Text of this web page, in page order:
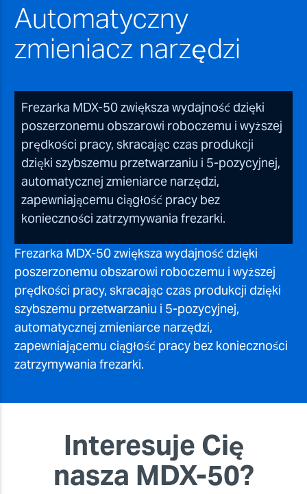
Automatyczny
zmieniacz narzędzi
Frezarka MDX-50 zwiększa wydajność dzięki
poszerzonemu obszarowi roboczemu i wyższej
prędkości pracy, skracając czas produkcji
dzięki szybszemu przetwarzaniu i 5-pozycyjnej,
automatycznej zmieniarce narzędzi,
zapewniającemu ciągłość pracy bez
konieczności zatrzymywania frezarki.
Frezarka MDX-50 zwiększa wydajność dzięki
poszerzonemu obszarowi roboczemu i wyższej
prędkości pracy, skracając czas produkcji dzięki
szybszemu przetwarzaniu i 5-pozycyjnej,
automatycznej zmieniarce narzędzi,
zapewniającemu ciągłość pracy bez konieczności
zatrzymywania frezarki.
Interesuje Cię
nasza MDX-50?